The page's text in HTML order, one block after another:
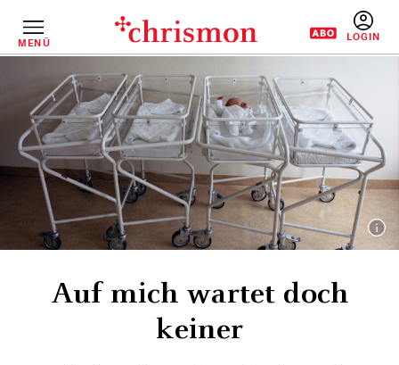
InhaltMENÜ
Auf mich wartet doch
keiner